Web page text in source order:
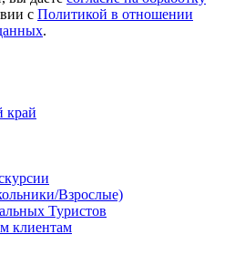
с Политикой в отношении
.
край
Взрослые)
Туристов
клиентам